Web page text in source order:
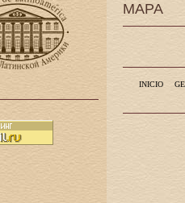
MAPA
INICIO